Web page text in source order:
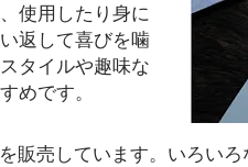
販売しています。いろい
使用したり身に
返して喜びを噛
タイルや趣味な
めです。